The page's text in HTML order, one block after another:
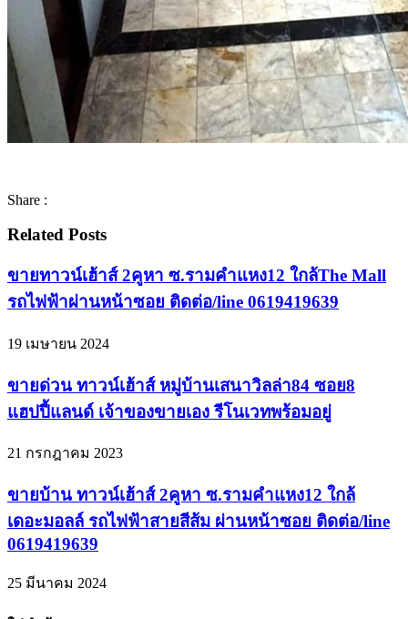
Share :
Related Posts
ขายทาวน์เฮ้าส์ 2คูหา ซ.รามคำแหง12 ใกล้The Mall
รถไฟฟ้าผ่านหน้าซอย ติดต่อ/line 0619419639
19 เมษายน 2024
ขายด่วน ทาวน์เฮ้าส์ หมู่บ้านเสนาวิลล่า84 ซอย8
แฮปปี้แลนด์ เจ้าของขายเอง รีโนเวทพร้อมอยู่
21 กรกฎาคม 2023
ขายบ้าน ทาวน์เฮ้าส์ 2คูหา ซ.รามคำแหง12 ใกล้
เดอะมอลล์ รถไฟฟ้าสายสีส้ม ผ่านหน้าซอย ติดต่อ/line
0619419639
25 มีนาคม 2024